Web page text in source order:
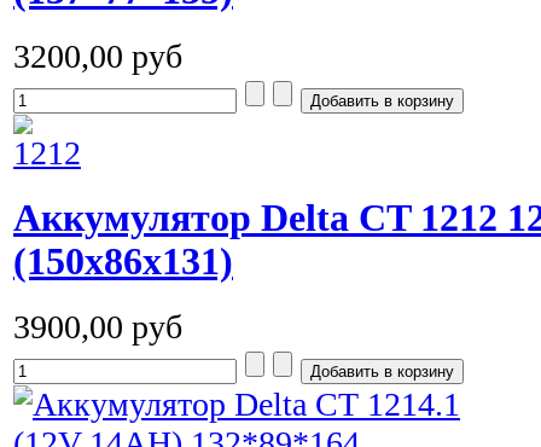
3200,00 руб
Аккумулятор Delta СT 1212
(150x86x131)
3900,00 руб